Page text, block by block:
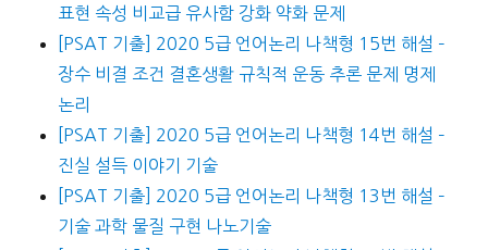
표현 속성 비교급 유사함 강화 약화 문제
[PSAT 기출] 2020 5급 언어논리 나책형 15번 해설 –
장수 비결 조건 결혼생활 규칙적 운동 추론 문제 명제
논리
[PSAT 기출] 2020 5급 언어논리 나책형 14번 해설 –
진실 설득 이야기 기술
[PSAT 기출] 2020 5급 언어논리 나책형 13번 해설 –
기술 과학 물질 구현 나노기술